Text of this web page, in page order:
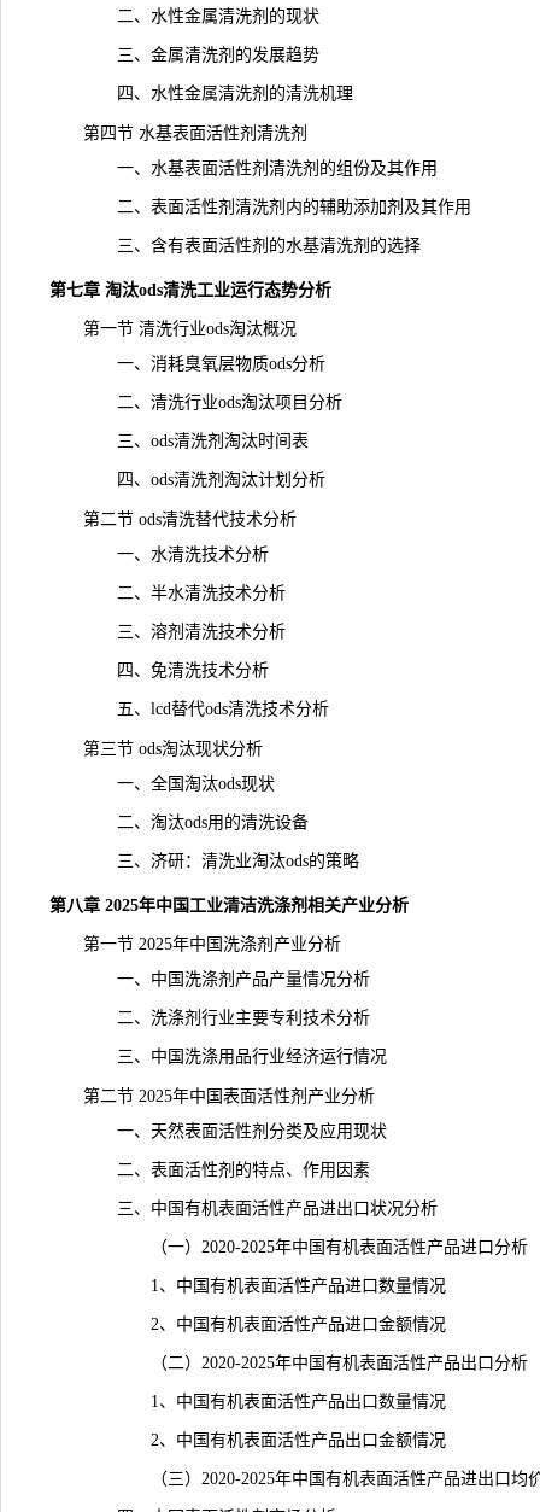
二、水性金属清洗剂的现状
三、金属清洗剂的发展趋势
四、水性金属清洗剂的清洗机理
第四节 水基表面活性剂清洗剂
一、水基表面活性剂清洗剂的组份及其作用
二、表面活性剂清洗剂内的辅助添加剂及其作用
三、含有表面活性剂的水基清洗剂的选择
第七章 淘汰ods清洗工业运行态势分析
第一节 清洗行业ods淘汰概况
一、消耗臭氧层物质ods分析
二、清洗行业ods淘汰项目分析
三、ods清洗剂淘汰时间表
四、ods清洗剂淘汰计划分析
第二节 ods清洗替代技术分析
一、水清洗技术分析
二、半水清洗技术分析
三、溶剂清洗技术分析
四、免清洗技术分析
五、lcd替代ods清洗技术分析
第三节 ods淘汰现状分析
一、全国淘汰ods现状
二、淘汰ods用的清洗设备
三、济研：清洗业淘汰ods的策略
第八章 2025年中国工业清洁洗涤剂相关产业分析
第一节 2025年中国洗涤剂产业分析
一、中国洗涤剂产品产量情况分析
二、洗涤剂行业主要专利 技术分析
三、中国洗涤用品行业经济运行情况
第二节 2025年中国表面活性剂产业分析
一、天然表面活性剂分类及应用现状
二、表面活性剂的特点、作用因素
三、中国有机表面活性产品进出口状况分析
（一）2020-2025年中国有机表面活性产品进口分析
1、中国有机表面活性产品进口数量情况
2、中国有机表面活性产品进口金额情况
（二）2020-2025年中国有机表面活性产品出口分析
1、中国有机表面活性产品出口数量情况
2、中国有机表面活性产品出口金额情况
（三）2020-2025年中国有机表面活性产品进出口均